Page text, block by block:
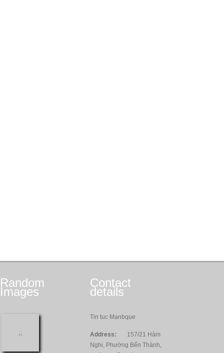
Random
Images
Contact
details
Tin tuc Manbque
Address:
157/21 Hàm
Nghi, Phường Bến Thành,